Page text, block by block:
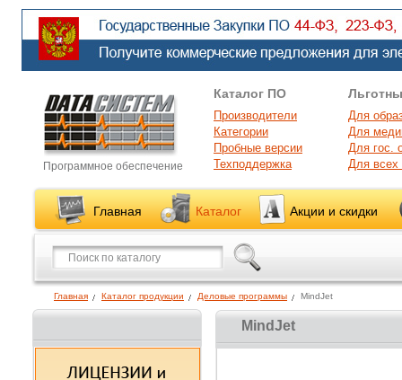
Программное обеспечение
Каталог ПО
Производители
Категории
Пробные версии
Техподдержка
Для
Для
Для гос.
Для
Главная Каталог Акции и скидки
Главная Каталог продукции Деловые программы MindJet
MindJet